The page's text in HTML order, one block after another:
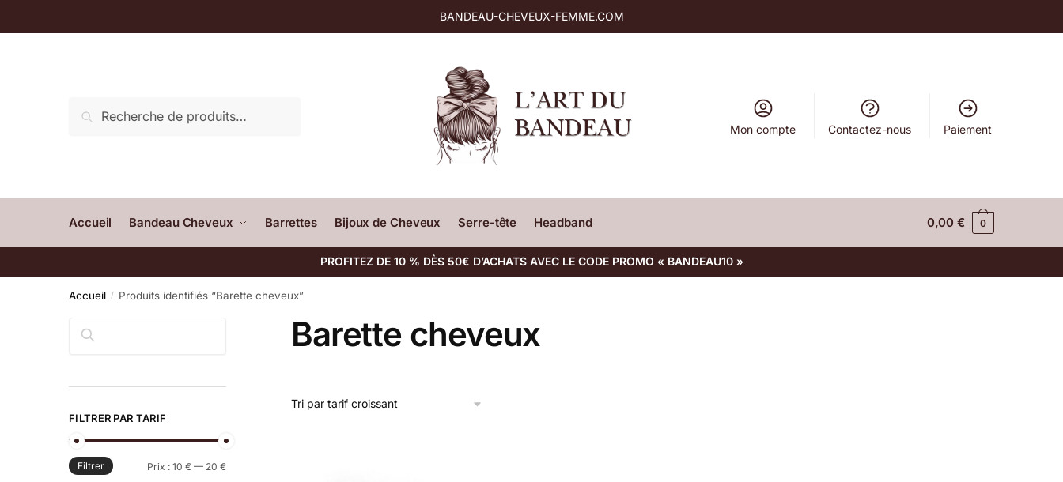
BANDEAU-CHEVEUX-FEMME.COM
Recherche
Mon compte Contactez-nous Paiement
Accueil Bandeau Cheveux Barrettes Bijoux de Cheveux Serre-tête Headband 0,00€ 0
PROFITEZ DE 10 % DÈS 50€ D’ACHATS AVEC LE CODE PROMO « BANDEAU10 »
Accueil / Produits identifiés “Barette cheveux”
Barette cheveux
Rechercher
FILTRER PAR TARIF
Filtrer Prix : 10 € — 20 €